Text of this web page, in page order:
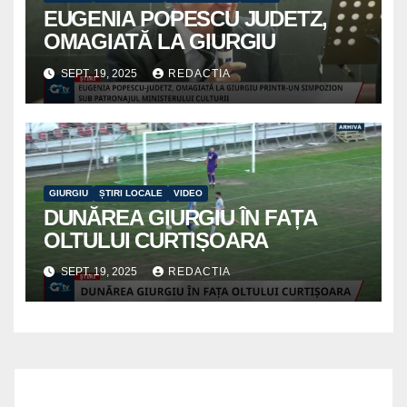
EUGENIA POPESCU JUDETZ,
OMAGIATĂ LA GIURGIU
SEPT. 19, 2025 REDACTIA
GIURGIU ȘTIRI LOCALE VIDEO
DUNĂREA GIURGIU ÎN FAȚA
OLTULUI CURTIȘOARA
SEPT. 19, 2025 REDACTIA